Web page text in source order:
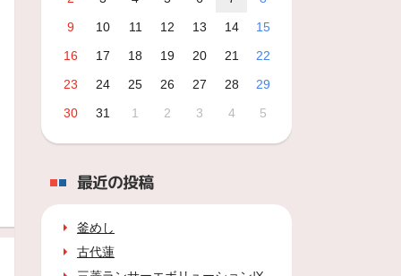
9
10 11 12 13 14
15
16
17 18 19 20 21
22
23
24 25 26 27 28
29
30
31 1 2 3 4 5
最近の投稿
釜めし
古代蓮